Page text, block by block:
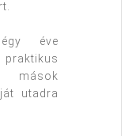
éve
mások
utadra